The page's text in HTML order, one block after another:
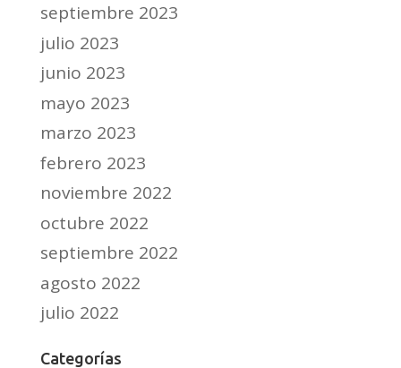
septiembre 2023
julio 2023
junio 2023
mayo 2023
marzo 2023
febrero 2023
noviembre 2022
octubre 2022
septiembre 2022
agosto 2022
julio 2022
Categorías